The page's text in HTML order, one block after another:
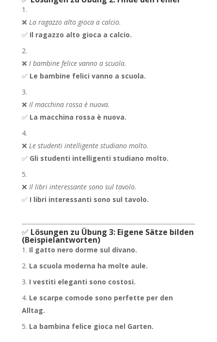
❌ La ragazzo alto gioca a calcio.
✅ Il ragazzo alto gioca a calcio.
❌ I bambine felice vanno a scuola.
✅ Le bambine felici vanno a scuola.
❌ Il macchina rossa è nuova.
✅ La macchina rossa è nuova.
❌ Le studenti intelligente studiano molto.
✅ Gli studenti intelligenti studiano molto.
❌ Il libri interessante sono sul tavolo.
✅ I libri interessanti sono sul tavolo.
✅ Lösungen zu Übung 3: Eigene Sätze bilden
(Beispielantworten)
Il gatto nero dorme sul divano.
La scuola moderna ha molte aule.
I vestiti eleganti sono costosi.
Le scarpe comode sono perfette per den
Alltag.
La bambina felice gioca nel Garten.